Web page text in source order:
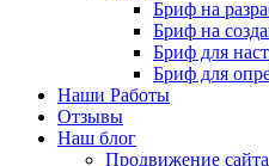
Бриф на
Бриф на
Бриф для
Бриф для
Наши Работы
Отзывы
Наш блог
Продвижение сайта